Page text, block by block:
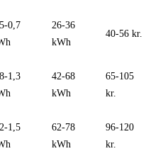
0,7
26-36
kWh
40-56 kr.
1,3
42-68
kWh
65-105
kr.
1,5
62-78
kWh
96-120
kr.